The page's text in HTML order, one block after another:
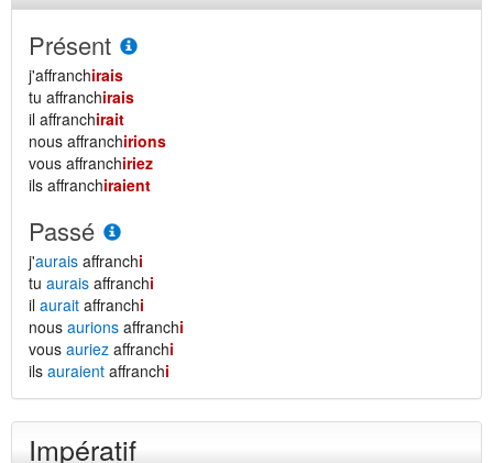
Présent
j'affranchirais
tu affranchirais
il affranchirait
nous affranchirions
vous affranchiriez
ils affranchiraient
Passé
j'aurais affranchi
tu aurais affranchi
il aurait affranchi
nous aurions affranchi
vous auriez affranchi
ils auraient affranchi
Impératif